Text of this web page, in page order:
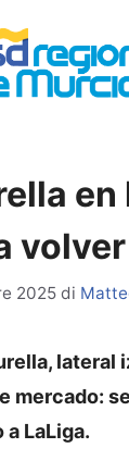
2025 di
lateral
mercado:
LaLiga.